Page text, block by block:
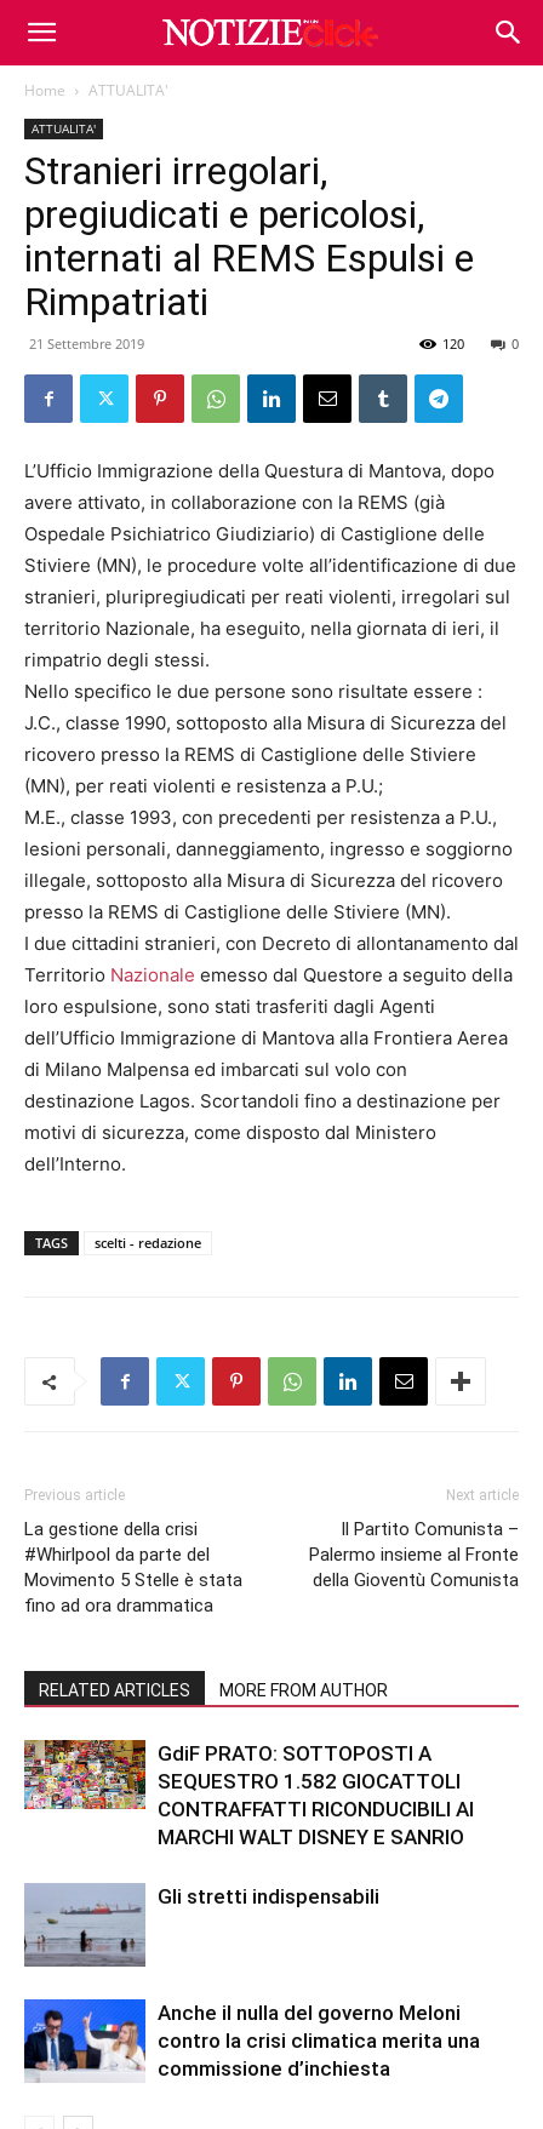
Home ATTUALITA'
ATTUALITA'
Stranieri irregolari,
pregiudicati e pericolosi,
internati al REMS Espulsi e
Rimpatriati
21 Settembre 2019 0
120
L’Ufficio Immigrazione della Questura di Mantova, dopo
avere attivato, in collaborazione con la REMS (già
Ospedale Psichiatrico Giudiziario) di Castiglione delle
Stiviere (MN), le procedure volte all’identificazione di due
stranieri, pluripregiudicati per reati violenti, irregolari sul
territorio Nazionale, ha eseguito, nella giornata di ieri, il
rimpatrio degli stessi.
Nello specifico le due persone sono risultate essere :
J.C., classe 1990, sottoposto alla Misura di Sicurezza del
ricovero presso la REMS di Castiglione delle Stiviere
(MN), per reati violenti e resistenza a P.U.;
M.E., classe 1993, con precedenti per resistenza a P.U.,
lesioni personali, danneggiamento, ingresso e soggiorno
illegale, sottoposto alla Misura di Sicurezza del ricovero
presso la REMS di Castiglione delle Stiviere (MN).
I due cittadini stranieri, con Decreto di allontanamento dal
Territorio Nazionale emesso dal Questore a seguito della
loro espulsione, sono stati trasferiti dagli Agenti
dell’Ufficio Immigrazione di Mantova alla Frontiera Aerea
di Milano Malpensa ed imbarcati sul volo con
destinazione Lagos. Scortandoli fino a destinazione per
motivi di sicurezza, come disposto dal Ministero
dell’Interno.
TAGS scelti - redazione
Previous article
La gestione della crisi
#Whirlpool da parte del
Movimento 5 Stelle è stata
fino ad ora drammatica
Next article
Il Partito Comunista –
Palermo insieme al Fronte
della Gioventù Comunista
RELATED ARTICLES MORE FROM AUTHOR
GdiF PRATO: SOTTOPOSTI A
SEQUESTRO 1.582 GIOCATTOLI
CONTRAFFATTI RICONDUCIBILI AI
MARCHI WALT DISNEY E SANRIO
Gli stretti indispensabili
Anche il nulla del governo Meloni
contro la crisi climatica merita una
commissione d’inchiesta